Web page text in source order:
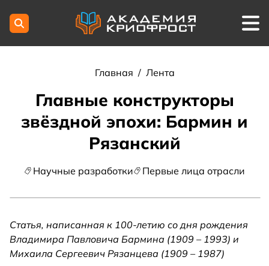
Главная / Лента
Главные конструкторы
звёздной эпохи: Бармин и
Рязанский
Научные разработки Первые лица отрасли
Статья, написанная к 100-летию со дня рождения
Владимира Павловича Бармина (1909 – 1993) и
Михаила Сергеевич Рязанцева (1909 – 1987)